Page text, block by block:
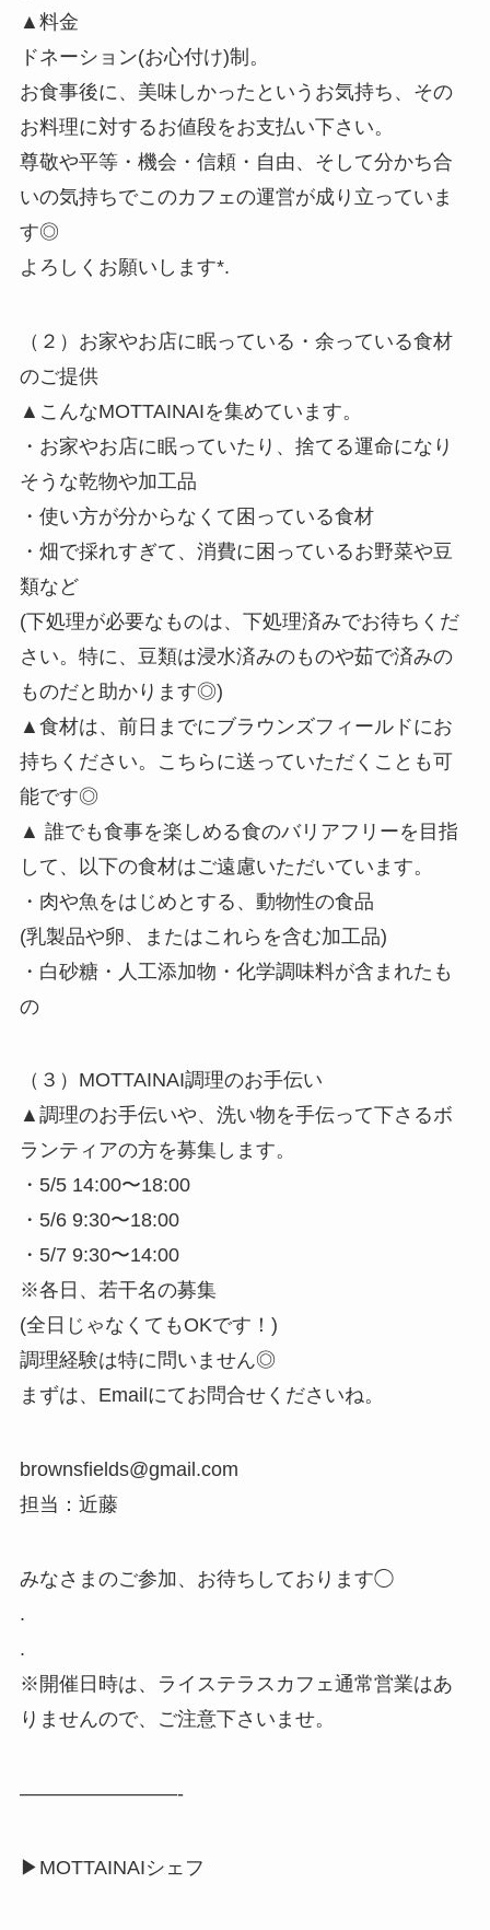
▲料金
ドネーション(お心付け)制。
お食事後に、美味しかったというお気持ち、その
お料理に対するお値段をお支払い下さい。
尊敬や平等・機会・信頼・自由、そして分かち合
いの気持ちでこのカフェの運営が成り立っていま
す◎
よろしくお願いします*.
（２）お家やお店に眠っている・余っている食材
のご提供
▲こんなMOTTAINAIを集めています。
・お家やお店に眠っていたり、捨てる運命になり
そうな乾物や加工品
・使い方が分からなくて困っている食材
・畑で採れすぎて、消費に困っているお野菜や豆
類など
(下処理が必要なものは、下処理済みでお待ちくだ
さい。特に、豆類は浸水済みのものや茹で済みの
ものだと助かります◎)
▲食材は、前日までにブラウンズフィールドにお
持ちください。こちらに送っていただくことも可
能です◎
▲ 誰でも食事を楽しめる食のバリアフリーを目指
して、以下の食材はご遠慮いただいています。
・肉や魚をはじめとする、動物性の食品
(乳製品や卵、またはこれらを含む加工品)
・白砂糖・人工添加物・化学調味料が含まれたも
の
（３）MOTTAINAI調理のお手伝い
▲調理のお手伝いや、洗い物を手伝って下さるボ
ランティアの方を募集します。
・5/5 14:00〜18:00
・5/6 9:30〜18:00
・5/7 9:30〜14:00
※各日、若干名の募集
(全日じゃなくてもOKです！)
調理経験は特に問いません◎
まずは、Emailにてお問合せくださいね。
brownsfields@gmail.com
担当：近藤
みなさまのご参加、お待ちしております◯
.
.
※開催日時は、ライステラスカフェ通常営業はあ
りませんので、ご注意下さいませ。
————————-
▶︎MOTTAINAIシェフ